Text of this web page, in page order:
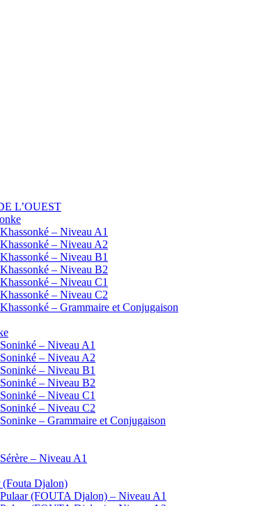
L’OUEST
Khassonké – Niveau A1
Khassonké – Niveau A2
Khassonké – Niveau B1
Khassonké – Niveau B2
Khassonké – Niveau C1
Khassonké – Niveau C2
Khassonké – Grammaire et Conjugaison
Soninké – Niveau A1
Soninké – Niveau A2
Soninké – Niveau B1
Soninké – Niveau B2
Soninké – Niveau C1
Soninké – Niveau C2
Soninke – Grammaire et Conjugaison
Sérère – Niveau A1
(Fouta Djalon)
Pulaar (FOUTA Djalon) – Niveau A1